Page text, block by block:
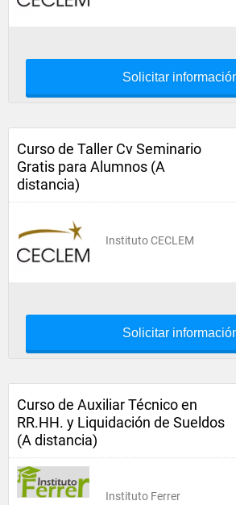
Solicitar
Curso de Taller Cv Seminario
Gratis para Alumnos (A
distancia)
Instituto CECLEM
Solicitar
Curso de Auxiliar Técnico en
RR.HH. y Liquidación de Sueldos
(A distancia)
Instituto Ferrer